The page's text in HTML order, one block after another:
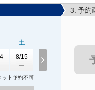
土
8/15
ト予約不可
3. 予約